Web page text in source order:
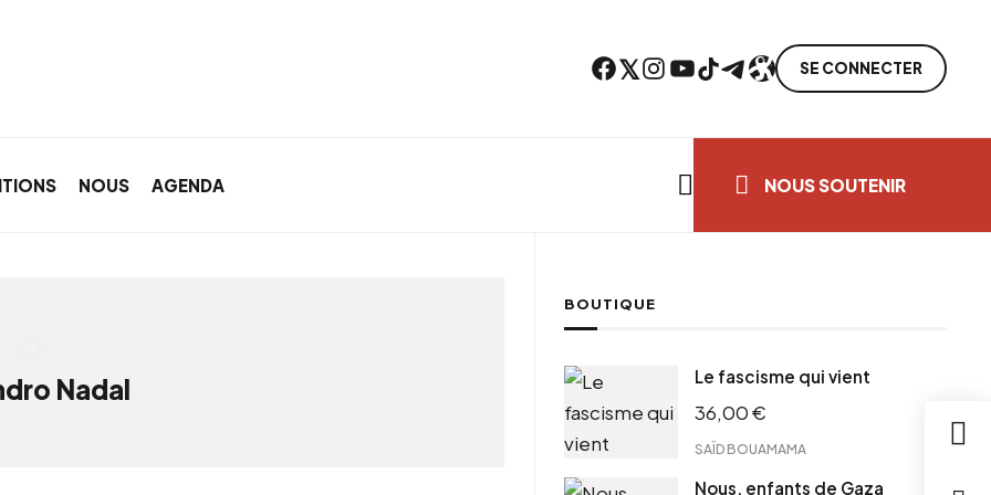
Facebook Twitter Instagram YouTube TikTok TelegramLien SE CONNECTER
NOUS AGENDA NOUS SOUTENIR
Nadal
BOUTIQUE
Le fascisme qui vient
36,00€
SAÏD BOUAMAMA
Nous, enfants de Gaza